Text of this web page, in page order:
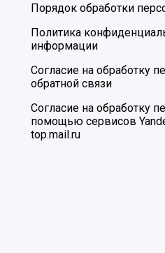
Порядок обработки
Политика
информации
Согласие на обработку
обратной связи
Согласие на обработку
помощью сервисов
top.mail.ru